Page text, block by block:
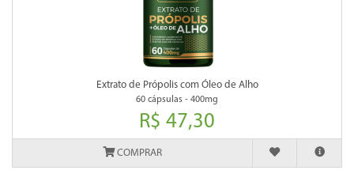
Extrato de Própolis com Óleo de Alho
60 cápsulas - 400mg
R$ 47,30
COMPRAR